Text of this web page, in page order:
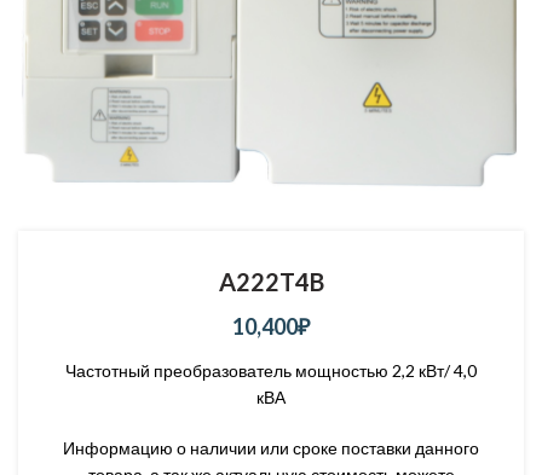
A222T4B
10,400₽
Частотный преобразователь мощностью 2,2 кВт/ 4,0
кВА
Информацию о наличии или сроке поставки данного